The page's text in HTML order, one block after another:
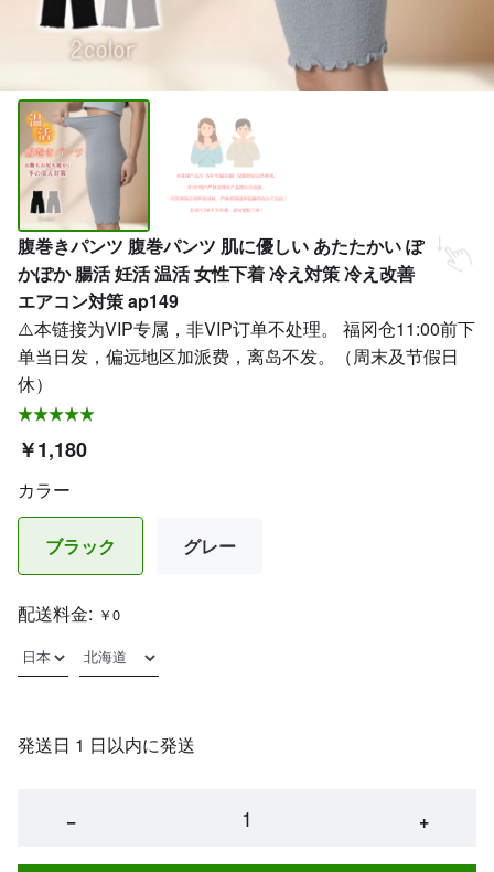
腹巻きパンツ 腹巻パンツ 肌に優しい あたたかい ぽ
かぽか 腸活 妊活 温活 女性下着 冷え対策 冷え改善
エアコン対策 ap149
⚠️本链接为VIP专属，非VIP订单不处理。 福冈仓11:00前下
单当日发，偏远地区加派费，离岛不发。（周末及节假日
休）
￥1,180
カラー
ブラック グレー
配送料金: ￥0
発送日 1 日以内に発送
− +